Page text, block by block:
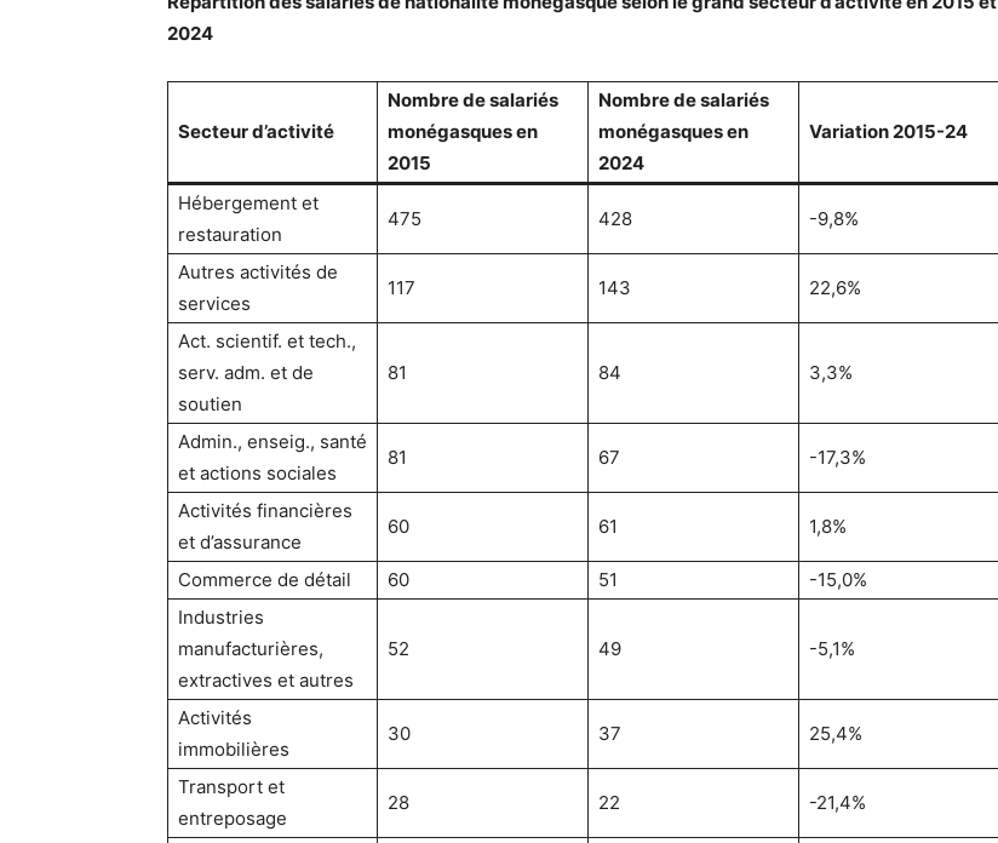
2024
Secteur d’activité
Nombre de salariés
monégasques en
2015
Nombre de salariés
monégasques en
2024
Variation 2015-24
Hébergement et
restauration
475 428 -9,8%
Autres activités de
services
117 143 22,6%
Act. scientif. et tech.,
serv. adm. et de
soutien
81 84 3,3%
Admin., enseig., santé
et actions sociales
81 67 -17,3%
Activités financières
et d’assurance
60 61 1,8%
Commerce de détail 60 51
-15,0%
Industries
manufacturières,
extractives et autres
52 49 -5,1%
Activités
immobilières
30 37 25,4%
Transport et
entreposage
28 22 -21,4%